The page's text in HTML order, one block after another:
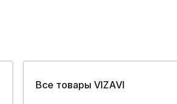
Все товары VIZAVI